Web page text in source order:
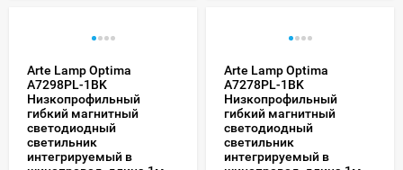
Arte Lamp Optima
A7298PL-1BK
Низкопрофильный
гибкий магнитный
светодиодный
светильник
интегрируемый в
Arte Lamp Optima
A7278PL-1BK
Низкопрофильный
гибкий магнитный
светодиодный
светильник
интегрируемый в